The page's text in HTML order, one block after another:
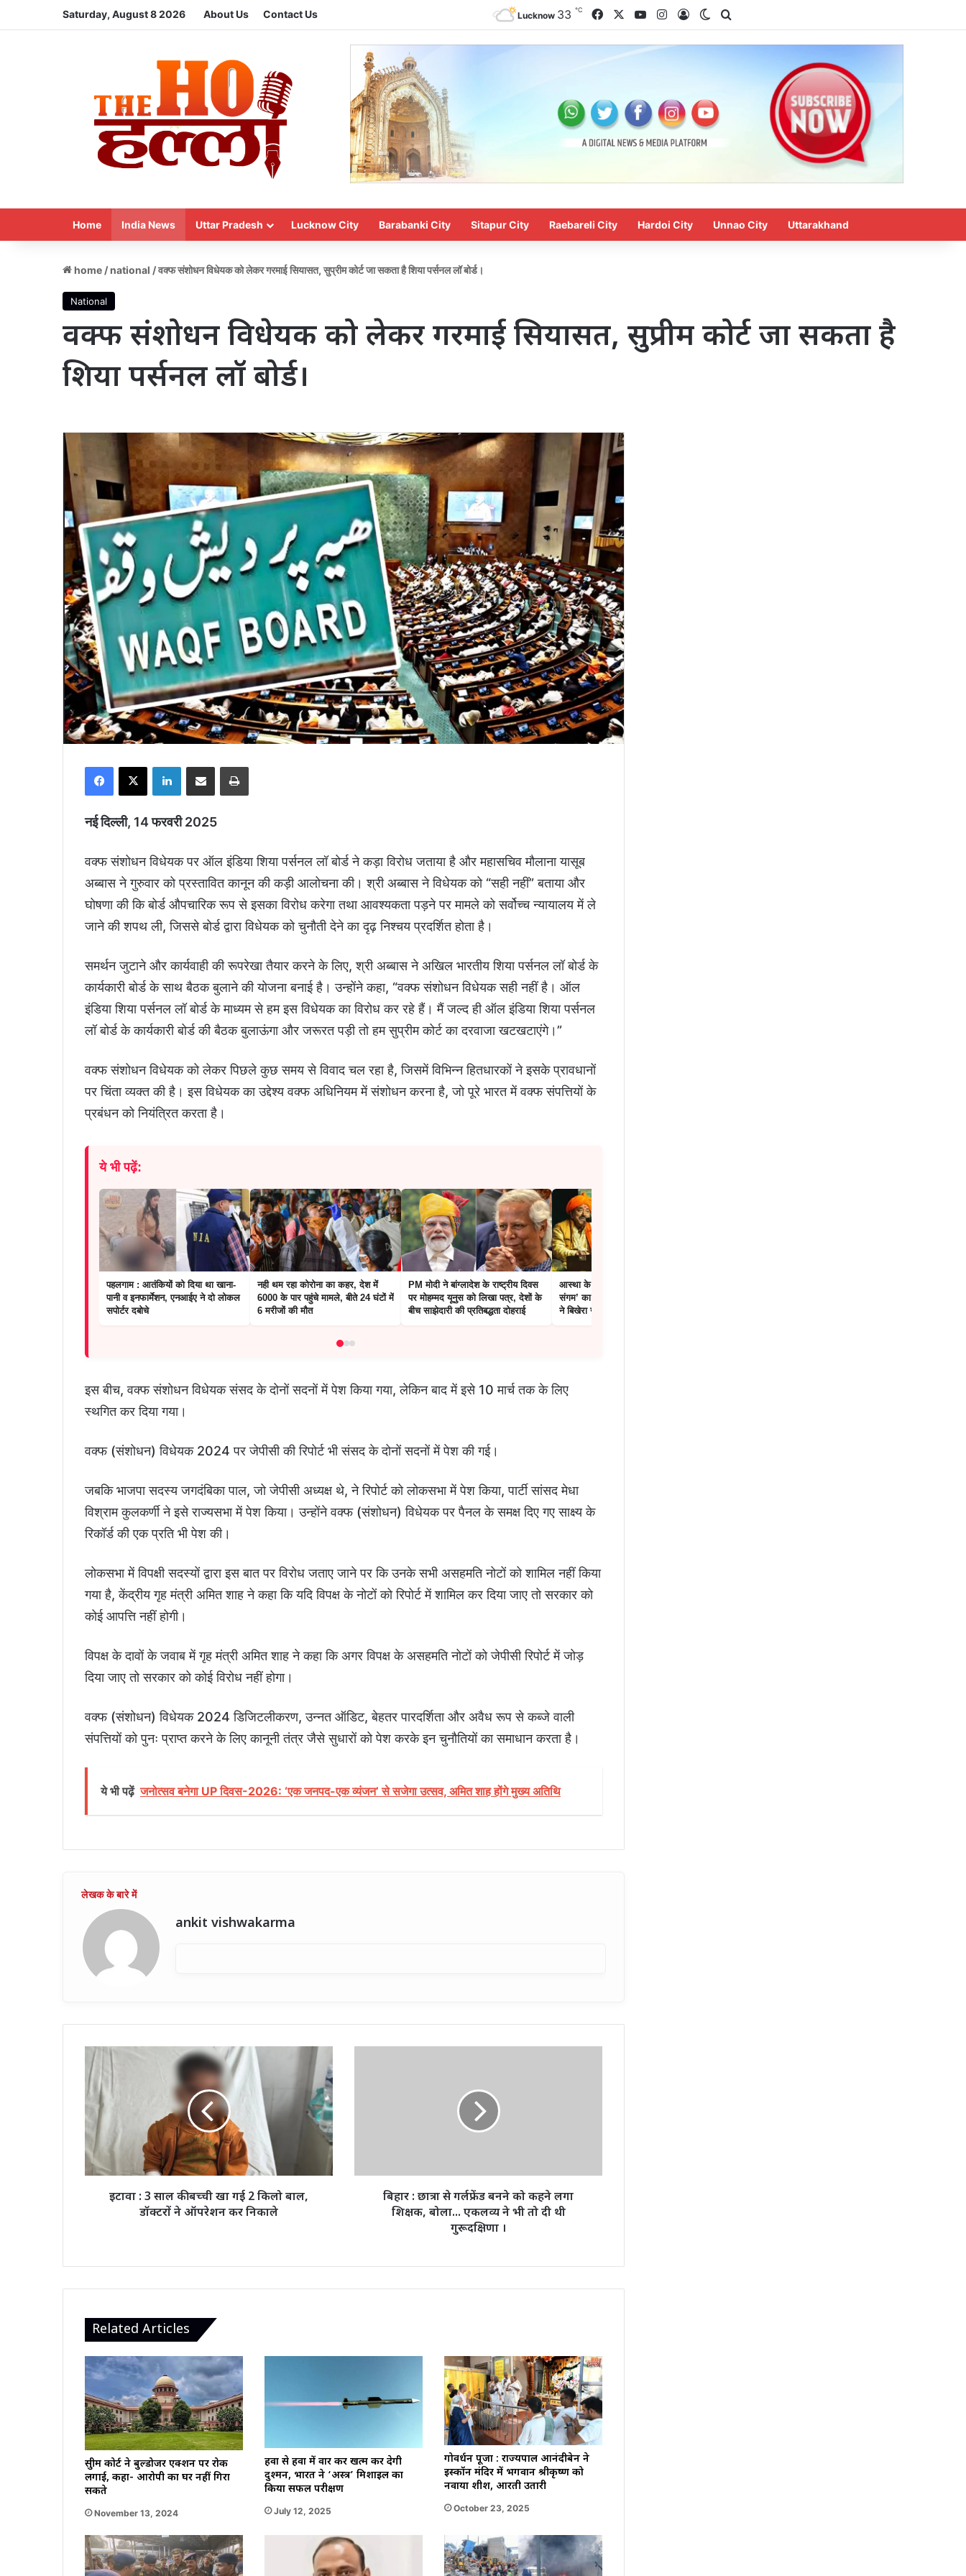
Saturday, August 8 2026 About Us Contact Us Lucknow 33 ℃ FacebookYouTubeInstagram
Log InSwitch skin
Home India News Uttar Pradesh Lucknow City Barabanki City Sitapur City Raebareli City Hardoi City Unnao City Uttarakhand
home /national /वक्फ संशोधन विधेयक को लेकर गरमाई सियासत, सुप्रीम कोर्ट जा सकता है शिया पर्सनल लॉ बोर्ड।
National
वक्फ संशोधन विधेयक को लेकर गरमाई सियासत, सुप्रीम कोर्ट जा सकता है
शिया पर्सनल लॉ बोर्ड।
Facebook
X LinkedInShare via Email Print
नई दिल्ली, 14 फरवरी 2025
वक्फ संशोधन विधेयक पर ऑल इंडिया शिया पर्सनल लॉ बोर्ड ने कड़ा विरोध जताया है और महासचिव मौलाना यासूब
अब्बास ने गुरुवार को प्रस्तावित कानून की कड़ी आलोचना की। श्री अब्बास ने विधेयक को “सही नहीं” बताया और
घोषणा की कि बोर्ड औपचारिक रूप से इसका विरोध करेगा तथा आवश्यकता पड़ने पर मामले को सर्वोच्च न्यायालय में ले
जाने की शपथ ली, जिससे बोर्ड द्वारा विधेयक को चुनौती देने का दृढ़ निश्चय प्रदर्शित होता है।
समर्थन जुटाने और कार्यवाही की रूपरेखा तैयार करने के लिए, श्री अब्बास ने अखिल भारतीय शिया पर्सनल लॉ बोर्ड के
कार्यकारी बोर्ड के साथ बैठक बुलाने की योजना बनाई है। उन्होंने कहा, “वक्फ संशोधन विधेयक सही नहीं है। ऑल
इंडिया शिया पर्सनल लॉ बोर्ड के माध्यम से हम इस विधेयक का विरोध कर रहे हैं। मैं जल्द ही ऑल इंडिया शिया पर्सनल
लॉ बोर्ड के कार्यकारी बोर्ड की बैठक बुलाऊंगा और जरूरत पड़ी तो हम सुप्रीम कोर्ट का दरवाजा खटखटाएंगे।”
वक्फ संशोधन विधेयक को लेकर पिछले कुछ समय से विवाद चल रहा है, जिसमें विभिन्न हितधारकों ने इसके प्रावधानों
पर चिंता व्यक्त की है। इस विधेयक का उद्देश्य वक्फ अधिनियम में संशोधन करना है, जो पूरे भारत में वक्फ संपत्तियों के
प्रबंधन को नियंत्रित करता है।
ये भी पढ़ें:
पहलगाम : आतंकियों को दिया था खाना-
पानी व इनफार्मेशन, एनआईए ने दो लोकल
सपोर्टर दबोचे
नही थम रहा कोरोना का कहर, देश में
6000 के पार पहुंचे मामले, बीते 24 घंटों में
6 मरीजों की मौत
PM मोदी ने बांग्लादेश के राष्ट्रीय दिवस
पर मोहम्मद यूनुस को लिखा पत्र, देशों के
बीच साझेदारी की प्रतिबद्धता दोहराई
आस्था के पर्व माघ मेला में सजा ‘कला
संगम’ का मंच…संगीत-नृत्य की जुगलबंदी
ने बिखेरा जादू
इस बीच, वक्फ संशोधन विधेयक संसद के दोनों सदनों में पेश किया गया, लेकिन बाद में इसे 10 मार्च तक के लिए
स्थगित कर दिया गया।
वक्फ (संशोधन) विधेयक 2024 पर जेपीसी की रिपोर्ट भी संसद के दोनों सदनों में पेश की गई।
जबकि भाजपा सदस्य जगदंबिका पाल, जो जेपीसी अध्यक्ष थे, ने रिपोर्ट को लोकसभा में पेश किया, पार्टी सांसद मेधा
विश्राम कुलकर्णी ने इसे राज्यसभा में पेश किया। उन्होंने वक्फ (संशोधन) विधेयक पर पैनल के समक्ष दिए गए साक्ष्य के
रिकॉर्ड की एक प्रति भी पेश की।
लोकसभा में विपक्षी सदस्यों द्वारा इस बात पर विरोध जताए जाने पर कि उनके सभी असहमति नोटों को शामिल नहीं किया
गया है, केंद्रीय गृह मंत्री अमित शाह ने कहा कि यदि विपक्ष के नोटों को रिपोर्ट में शामिल कर दिया जाए तो सरकार को
कोई आपत्ति नहीं होगी।
विपक्ष के दावों के जवाब में गृह मंत्री अमित शाह ने कहा कि अगर विपक्ष के असहमति नोटों को जेपीसी रिपोर्ट में जोड़
दिया जाए तो सरकार को कोई विरोध नहीं होगा।
वक्फ (संशोधन) विधेयक 2024 डिजिटलीकरण, उन्नत ऑडिट, बेहतर पारदर्शिता और अवैध रूप से कब्जे वाली
संपत्तियों को पुनः प्राप्त करने के लिए कानूनी तंत्र जैसे सुधारों को पेश करके इन चुनौतियों का समाधान करता है।
ये भी पढ़ें जनोत्सव बनेगा UP दिवस-2026: ‘एक जनपद-एक व्यंजन’ से सजेगा उत्सव, अमित शाह होंगे मुख्य अतिथि
ankit vishwakarma
इटावा
3
साल
की
गई
2
कर
इटावा : 3 साल की बच्ची खा गई 2 किलो बाल,
डॉक्टरों ने ऑपरेशन कर निकाले
लगा
तो
बिहार : छात्रा से गर्लफ्रेंड बनने को कहने लगा
शिक्षक, बोला... एकलव्य ने भी तो दी थी
गुरूदक्षिणा ।
Related Articles
सुप्रीम कोर्ट ने बुल्डोजर एक्शन पर रोक
लगाई, कहा- आरोपी का घर नहीं गिरा
सकते
November 13, 2024
हवा से हवा में वार कर खत्म कर देगी
दुश्मन, भारत ने ‘अस्त्र’ मिशाइल का
किया सफल परीक्षण
July 12, 2025
गोवर्धन पूजा : राज्यपाल आनंदीबेन ने
इस्कॉन मंदिर में भगवान श्रीकृष्ण को
नवाया शीश, आरती उतारी
October 23, 2025